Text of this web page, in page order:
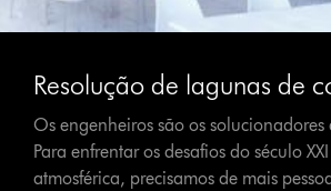
Resolução de lagunas de
Os engenheiros são os solucionadores
Para enfrentar os desafios do século
atmosférica, precisamos de mais